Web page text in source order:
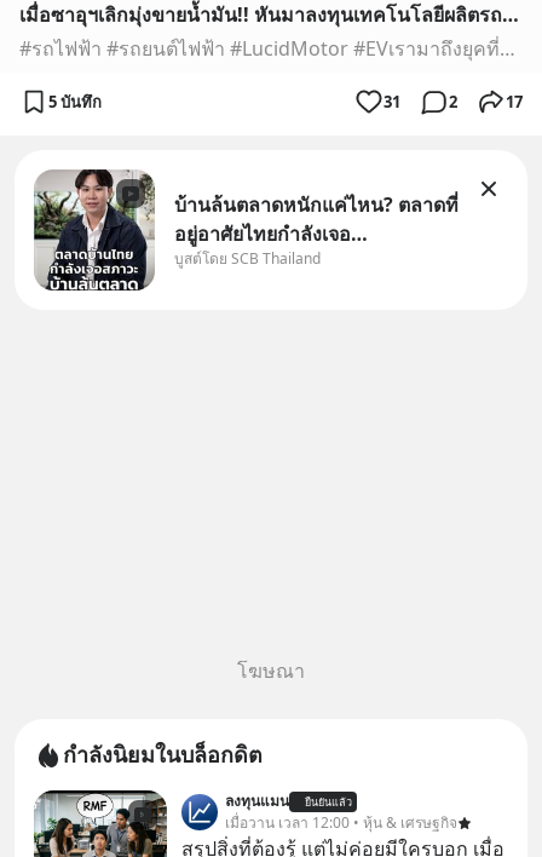
เมื่อซาอุฯเลิกมุ่งขายน้ำมัน!! หันมาลงทุนเทคโนโลยีผลิตรถยนต์ไฟฟ้า Lucid Motors
#รถไฟฟ้า #รถยนต์ไฟฟ้า #LucidMotor #EVเรามาถึงยุคที่วันนี้ราคาน้ำมันกำลังดิ่งลงเหว ประเทศที่พึ่งพาการส่งออกจากเศรษฐกิจน้ำมันอย่างซาอุดิอาระเบีย จึงต้องมองหามา...
5 บันทึก 31 2 17
บ้านล้นตลาดหนักแค่ไหน? ตลาดที่
อยู่อาศัยไทยกำลังเจอ
Oversupply หนักกว่าที่คิด และ
บูสต์โดย SCB Thailand
โฆษณา
กำลังนิยมในบล็อกดิต
ลงทุนแมน ยืนยันแล้ว
เมื่อวาน เวลา 12:00 • หุ้น & เศรษฐกิจ
สรุปสิ่งที่ต้องรู้ แต่ไม่ค่อยมีใครบอก เมื่อ